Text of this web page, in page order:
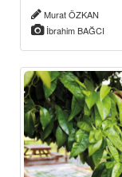
Murat ÖZKAN
İbrahim BAĞCI